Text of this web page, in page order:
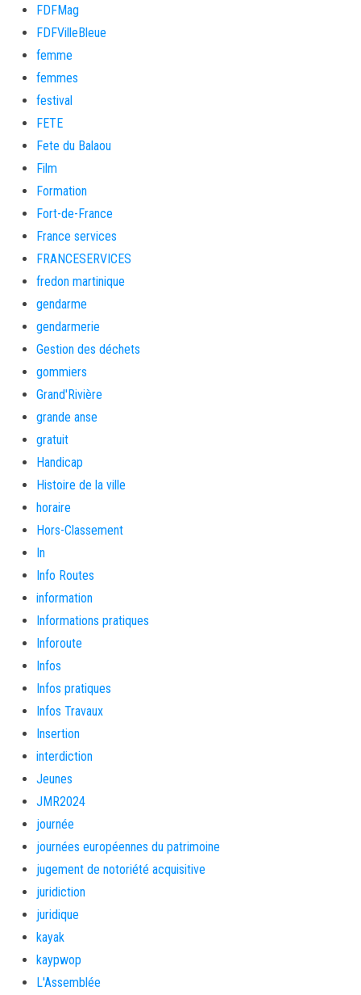
FDFMag
FDFVilleBleue
femme
femmes
festival
FETE
Fete du Balaou
Film
Formation
Fort-de-France
France services
FRANCESERVICES
fredon martinique
gendarme
gendarmerie
Gestion des déchets
gommiers
Grand'Rivière
grande anse
gratuit
Handicap
Histoire de la ville
horaire
Hors-Classement
In
Info Routes
information
Informations pratiques
Inforoute
Infos
Infos pratiques
Infos Travaux
Insertion
interdiction
Jeunes
JMR2024
journée
journées européennes du patrimoine
jugement de notoriété acquisitive
juridiction
juridique
kayak
kaypwop
L'Assemblée